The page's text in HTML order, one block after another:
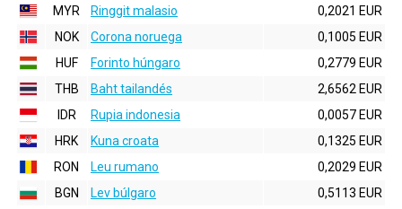
MYR
Ringgit malasio
0,2021 EUR
NOK
Corona noruega
0,1005 EUR
HUF
Forinto húngaro
0,2779 EUR
THB
Baht tailandés
2,6562 EUR
IDR
Rupia indonesia
0,0057 EUR
HRK
Kuna croata
0,1325 EUR
RON
Leu rumano
0,2029 EUR
BGN
Lev búlgaro
0,5113 EUR